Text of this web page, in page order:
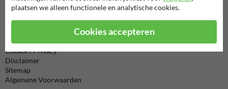
Product(en) retourneren
Cookie / Privacy
Disclaimer
Sitemap
Algemene Voorwaarden
plaatsen we alleen functionele en analytische cookies.
Cookies accepteren